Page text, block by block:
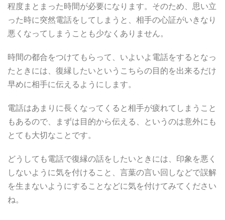
程度まとまった時間が必要になります。そのため、思い立
った時に突然電話をしてしまうと、相手の心証がいきなり
悪くなってしまうことも少なくありません。
時間の都合をつけてもらって、いよいよ電話をするとなっ
たときには、復縁したいというこちらの目的を出来るだけ
早めに相手に伝えるようにします。
電話はあまりに長くなってくると相手が疲れてしまうこと
もあるので、まずは目的から伝える、というのは意外にも
とても大切なことです。
どうしても電話で復縁の話をしたいときには、印象を悪く
しないように気を付けること、言葉の言い回しなどで誤解
を生まないようにすることなどに気を付けてみてください
ね。